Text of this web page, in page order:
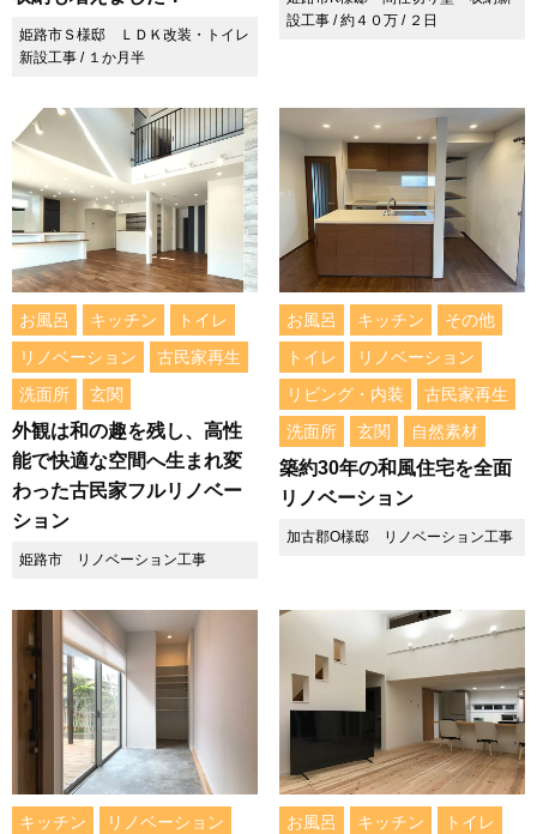
姫路市Ｓ様邸 ＬＤＫ改装・トイレ
新設工事 / １か月半
設工事 / 約４０万 / ２日
お風呂 キッチン
トイレ
リノベーション
古民家再生
洗面所
玄関
外観は和の趣を残し、高性
能で快適な空間へ生まれ変
わった古民家フルリノベー
ション
姫路市 リノベーション工事
お風呂 キッチン
その他
トイレ
リノベーション
リビング・内装
古民家再生
洗面所
玄関 自然素材
築約30年の和風住宅を全面
リノベーション
加古郡O様邸 リノベーション工事
キッチン
リノベーション
お風呂 キッチン
トイレ